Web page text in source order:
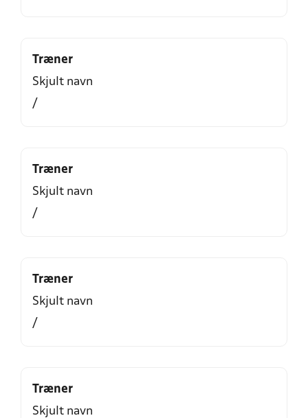
Træner
Skjult navn
/
Træner
Skjult navn
/
Træner
Skjult navn
/
Træner
Skjult navn